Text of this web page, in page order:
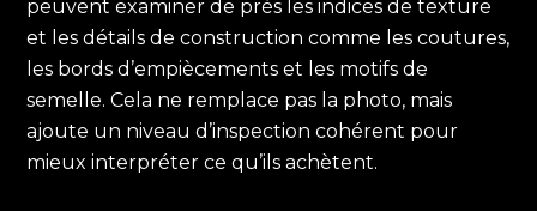
peuvent examiner de près les indices de texture
et les détails de construction comme les coutures,
les bords d’empiècements et les motifs de
semelle. Cela ne remplace pas la photo, mais
ajoute un niveau d’inspection cohérent pour
mieux interpréter ce qu’ils achètent.